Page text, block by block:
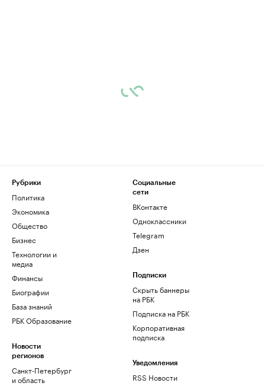
Рубрики
Политика
Экономика
Общество
Бизнес
Технологии и
медиа
Финансы
Биографии
База знаний
РБК Образование
Новости
регионов
Санкт-Петербург
и область
Социальные
сети
ВКонтакте
Одноклассники
Telegram
Дзен
Подписки
Скрыть баннеры
на РБК
Подписка на РБК
Корпоративная
подписка
Уведомления
RSS Новости